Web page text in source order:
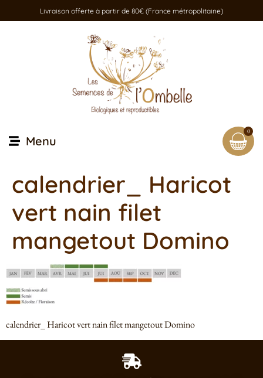
Livraison offerte à partir de 80€ (France métropolitaine)
Menu
0
calendrier_ Haricot
vert nain filet
mangetout Domino
calendrier_ Haricot vert nain filet mangetout Domino